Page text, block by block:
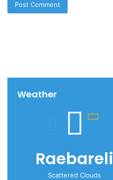
Weather
Raebareli
Scattered Clouds